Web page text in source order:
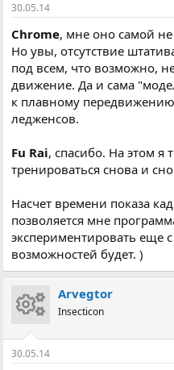
30.05.14
Chrome, мне оно самой не
Но увы, отсутствие
под всем, что возможно,
движение. Да и сама
к плавному
ледженсов.
Fu Rai, спасибо. На этом я
тренироваться снова и
Насчет времени показа
позволяется мне
экспериментировать еще
возможностей будет. )
Arvegtor
Insecticon
30.05.14